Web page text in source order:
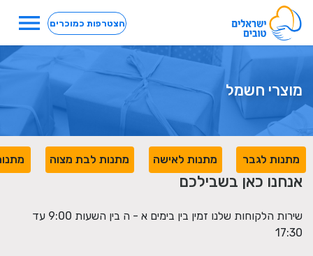
הצטרפות כמוכרים menu
מוצרי חשמל
מתנות לגבר מתנות לאישה מתנות לבת מצוה
אנחנו כאן בשבילכם
שירות הלקוחות שלנו זמין בין בימים א - ה בין השעות 9:00 עד
17:30